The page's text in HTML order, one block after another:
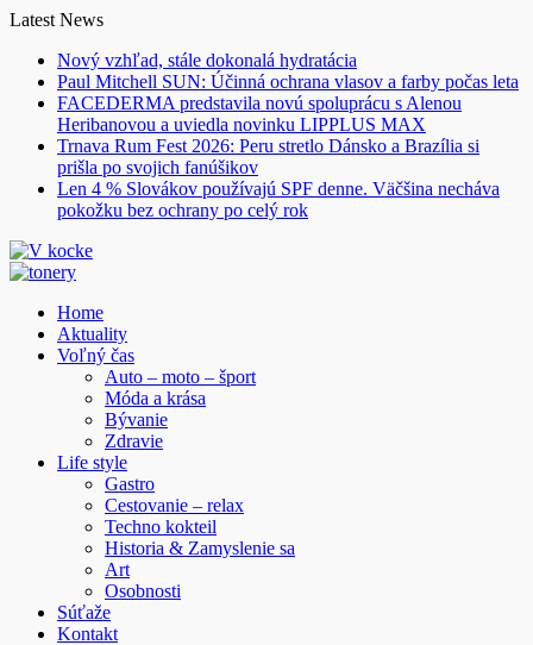
Skip
content
Latest News
Nový vzhľad, stále dokonalá hydratácia
Paul Mitchell SUN: Účinná ochrana vlasov a farby počas leta
FACEDERMA predstavila novú spoluprácu s Alenou
Heribanovou a uviedla novinku LIPPLUS MAX
Trnava Rum Fest 2026: Peru stretlo Dánsko a Brazília si
prišla po svojich fanúšikov
Len 4 % Slovákov používajú SPF denne. Väčšina necháva
pokožku bez ochrany po celý rok
Home
Aktuality
Voľný čas
Auto – moto – šport
Móda a krása
Bývanie
Zdravie
Life style
Gastro
Cestovanie – relax
Techno kokteil
Historia & Zamyslenie sa
Art
Osobnosti
Súťaže
Kontakt